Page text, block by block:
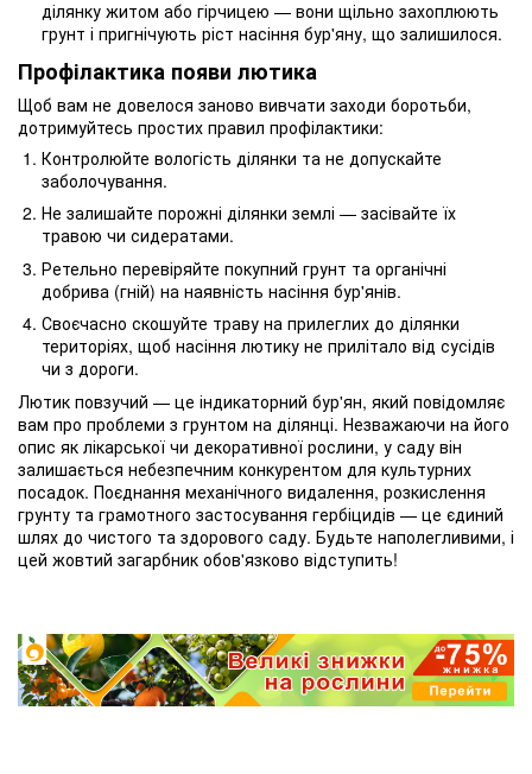
ділянку житом або гірчицею — вони щільно захоплюють
грунт і пригнічують ріст насіння бур'яну, що залишилося.
Профілактика появи лютика
Щоб вам не довелося заново вивчати заходи боротьби,
дотримуйтесь простих правил профілактики:
Контролюйте вологість ділянки та не допускайте
заболочування.
Не залишайте порожні ділянки землі — засівайте їх
травою чи сидератами.
Ретельно перевіряйте покупний грунт та органічні
добрива (гній) на наявність насіння бур'янів.
Своєчасно скошуйте траву на прилеглих до ділянки
територіях, щоб насіння лютику не прилітало від сусідів
чи з дороги.
Лютик повзучий — це індикаторний бур'ян, який повідомляє
вам про проблеми з грунтом на ділянці. Незважаючи на його
опис як лікарської чи декоративної рослини, у саду він
залишається небезпечним конкурентом для культурних
посадок. Поєднання механічного видалення, розкислення
грунту та грамотного застосування гербіцидів — це єдиний
шлях до чистого та здорового саду. Будьте наполегливими, і
цей жовтий загарбник обов'язково відступить!